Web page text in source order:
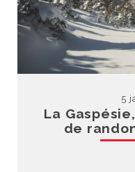
5
La
de